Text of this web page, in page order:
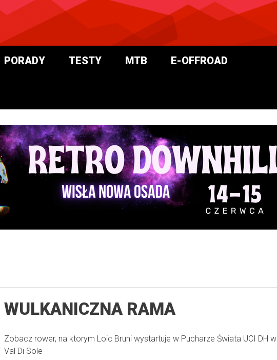
PORADY TESTY MTB E-OFFROAD
WULKANICZNA RAMA
Zobacz rower, na ktorym Loic Bruni wystartuje w Pucharze Świata UCI DH w
Val Di Sole